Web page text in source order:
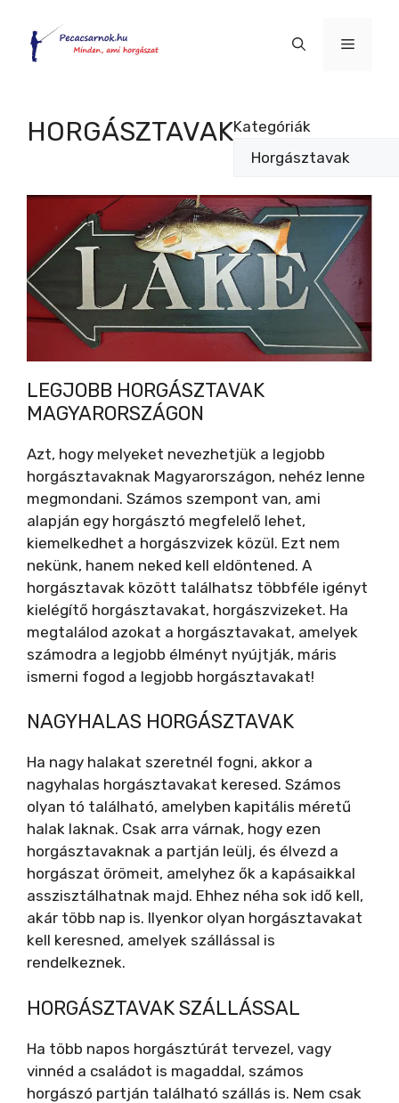
tartalomba
Menü
HORGÁSZTAVAKKategóriák
LEGJOBB HORGÁSZTAVAK
MAGYARORSZÁGON
Azt, hogy melyeket nevezhetjük a legjobb
horgásztavaknak Magyarországon, nehéz lenne
megmondani. Számos szempont van, ami
alapján egy horgásztó megfelelő lehet,
kiemelkedhet a horgászvizek közül. Ezt nem
nekünk, hanem neked kell eldöntened. A
horgásztavak között találhatsz többféle igényt
kielégítő horgásztavakat, horgászvizeket. Ha
megtalálod azokat a horgásztavakat, amelyek
számodra a legjobb élményt nyújtják, máris
ismerni fogod a legjobb horgásztavakat!
NAGYHALAS HORGÁSZTAVAK
Ha nagy halakat szeretnél fogni, akkor a
nagyhalas horgásztavakat keresed. Számos
olyan tó található, amelyben kapitális méretű
halak laknak. Csak arra várnak, hogy ezen
horgásztavaknak a partján leülj, és élvezd a
horgászat örömeit, amelyhez ők a kapásaikkal
asszisztálhatnak majd. Ehhez néha sok idő kell,
akár több nap is. Ilyenkor olyan horgásztavakat
kell keresned, amelyek szállással is
rendelkeznek.
HORGÁSZTAVAK SZÁLLÁSSAL
Ha több napos horgásztúrát tervezel, vagy
vinnéd a családot is magaddal, számos
horgászó partján található szállás is. Nem csak